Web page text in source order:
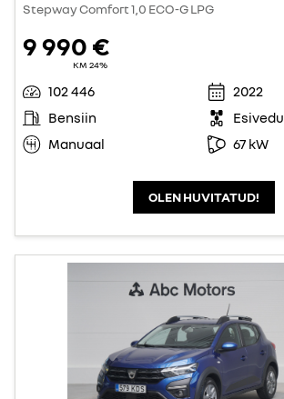
Stepway Comfort 1,0 ECO-G LPG
9 990 €
KM 24%
102 446
2022
Bensiin
Esivedu
Manuaal
67 kW
OLEN HUVITATUD!